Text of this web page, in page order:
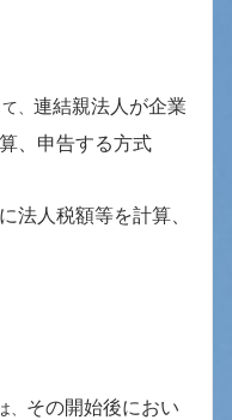
、 連結親法人が企業
、申告する方式
法人税額等を計算、
その開始後におい